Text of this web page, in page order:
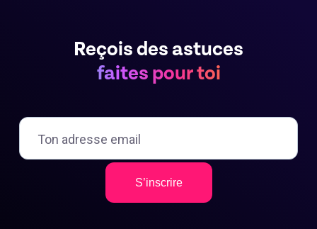
Reçois des astuces
faites pour toi
S’inscrire